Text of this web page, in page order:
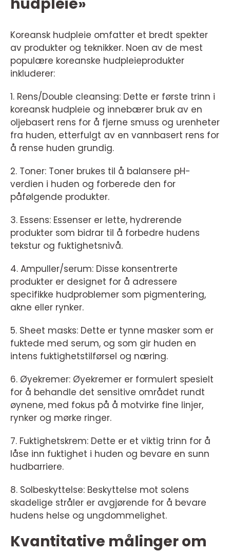
Koreansk hudpleie omfatter et bredt spekter
av produkter og teknikker. Noen av de mest
populære koreanske hudpleieprodukter
inkluderer:
1. Rens/Double cleansing: Dette er første trinn i
koreansk hudpleie og innebærer bruk av en
oljebasert rens for å fjerne smuss og urenheter
fra huden, etterfulgt av en vannbasert rens for
å rense huden grundig.
2. Toner: Toner brukes til å balansere pH-
verdien i huden og forberede den for
påfølgende produkter.
3. Essens: Essenser er lette, hydrerende
produkter som bidrar til å forbedre hudens
tekstur og fuktighetsnivå.
4. Ampuller/serum: Disse konsentrerte
produkter er designet for å adressere
specifikke hudproblemer som pigmentering,
akne eller rynker.
5. Sheet masks: Dette er tynne masker som er
fuktede med serum, og som gir huden en
intens fuktighetstilførsel og næring.
6. Øyekremer: Øyekremer er formulert spesielt
for å behandle det sensitive området rundt
øynene, med fokus på å motvirke fine linjer,
rynker og mørke ringer.
7. Fuktighetskrem: Dette er et viktig trinn for å
låse inn fuktighet i huden og bevare en sunn
hudbarriere.
8. Solbeskyttelse: Beskyttelse mot solens
skadelige stråler er avgjørende for å bevare
hudens helse og ungdommelighet.
Kvantitative målinger om